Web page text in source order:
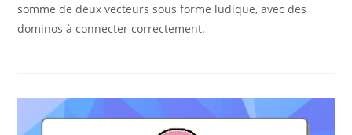
somme de deux vecteurs sous forme ludique, avec des
dominos à connecter correctement.